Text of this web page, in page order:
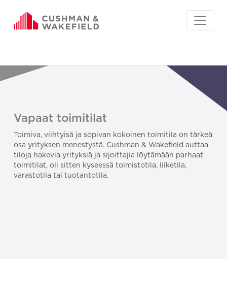
Vapaat toimitilat
Toimiva, viihtyisä ja sopivan kokoinen toimitila on tärkeä
osa yrityksen menestystä. Cushman & Wakefield auttaa
tiloja hakevia yrityksiä ja sijoittajia löytämään parhaat
toimitilat, oli sitten kyseessä toimistotila, liiketila,
varastotila tai tuotantotila.